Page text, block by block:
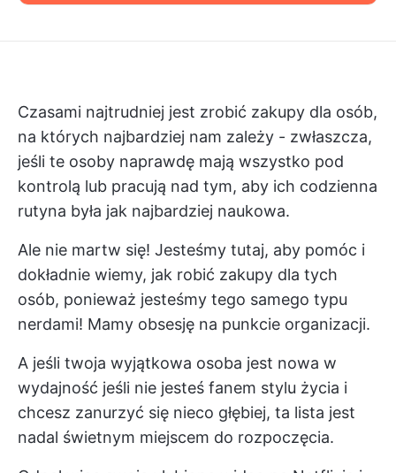
Czasami najtrudniej jest zrobić zakupy dla osób,
na których najbardziej nam zależy - zwłaszcza,
jeśli te osoby naprawdę mają wszystko pod
kontrolą lub pracują nad tym, aby ich codzienna
rutyna była jak najbardziej naukowa.
Ale nie martw się! Jesteśmy tutaj, aby pomóc i
dokładnie wiemy, jak robić zakupy dla tych
osób, ponieważ jesteśmy tego samego typu
nerdami! Mamy obsesję na punkcie organizacji.
A jeśli twoja wyjątkowa osoba jest nowa w
wydajność jeśli nie jesteś fanem stylu życia i
chcesz zanurzyć się nieco głębiej, ta lista jest
nadal świetnym miejscem do rozpoczęcia.